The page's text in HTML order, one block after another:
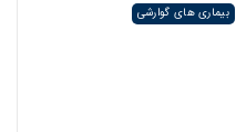
بیماری های گوارشی